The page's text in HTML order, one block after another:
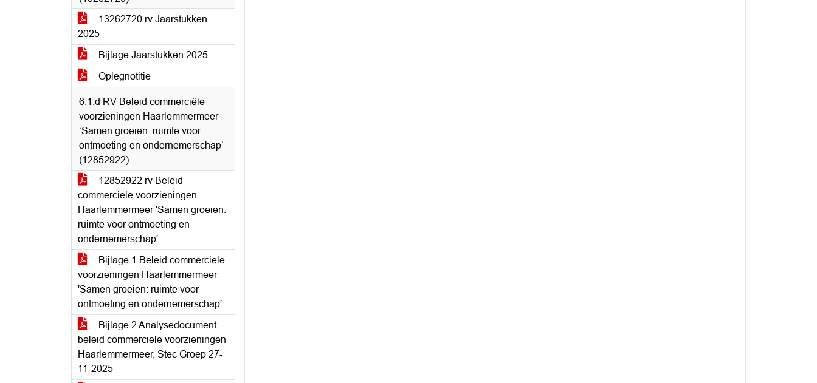
13262720 rv Jaarstukken
2025
Bijlage Jaarstukken 2025
Oplegnotitie
6.1.d RV Beleid commerciële
voorzieningen Haarlemmermeer
‘Samen groeien: ruimte voor
ontmoeting en ondernemerschap’
(12852922)
12852922 rv Beleid
commerciële voorzieningen
Haarlemmermeer 'Samen groeien:
ruimte voor ontmoeting en
ondernemerschap'
Bijlage 1 Beleid commerciële
voorzieningen Haarlemmermeer
'Samen groeien: ruimte voor
ontmoeting en ondernemerschap'
Bijlage 2 Analysedocument
beleid commerciele voorzieningen
Haarlemmermeer, Stec Groep 27-
11-2025